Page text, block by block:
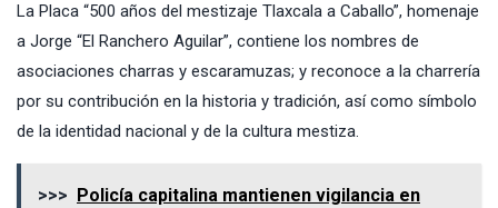
La Placa “500 años del mestizaje Tlaxcala a Caballo”, homenaje
a Jorge “El Ranchero Aguilar”, contiene los nombres de
asociaciones charras y escaramuzas; y reconoce a la charrería
por su contribución en la historia y tradición, así como símbolo
de la identidad nacional y de la cultura mestiza.
>>>
Policía capitalina mantienen vigilancia en